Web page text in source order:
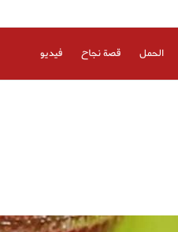
الحمل قصة نجاح فيديو